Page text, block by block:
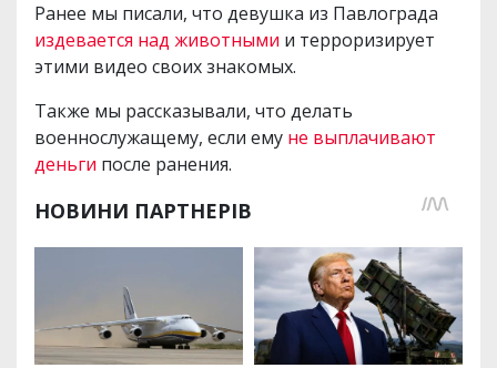
Ранее мы писали, что девушка из Павлограда
издевается над животными и терроризирует
этими видео своих знакомых.
Также мы рассказывали, что делать
военнослужащему, если ему не выплачивают
деньги после ранения.